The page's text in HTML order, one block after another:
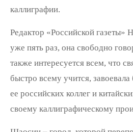
каллиграфии.
Редактор «Российской газеты»
уже пять раз, она свободно
также интересуется всем, что
быстро всему учится,
ее российских коллег и
своему каллиграфическому